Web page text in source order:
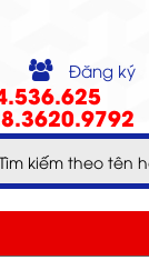
Đăng ký